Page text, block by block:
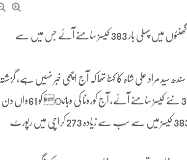
کراچی: وزیراعلیٰ سندھ مراد علی شاہ کا کہنا ہے کہ سندھ میں گزشتہ 24 گھنٹوں میں پہلی بار 383 کیسز سامنے آئے جس میں سے
سید مراد علی شاہ کا کہنا تھا کہ آج اچھی خبر نہیں ہے، گزشتہ
24 گھنٹوں میں ہم نے 3028 ٹیسٹ کیے جس کے نتیجے میں 383 نئے کیسز سامنے آئے، آج کورونا کی وبائ کو 61واں دن
ہے اور 24 گھنٹوں میں 383 کیسز پہلی مرتبہ رپورٹ ہوئے ہیں، 383 کیسز میں سے سب سے زیادہ 273 کراچی میں رپورٹ